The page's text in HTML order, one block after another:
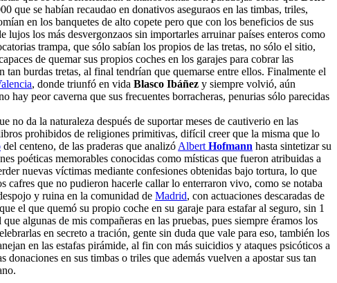
que se habían recaudao en donativos aseguraos en las timbas, triles,
en los banquetes de alto copete pero que con los beneficios de sus
los más desvergonzaos sin importarles arruinar países enteros como
trampa, que sólo sabían los propios de las tretas, no sólo el sitio,
de quemar sus propios coches en los garajes para cobrar las
burdas tretas, al final tendrían que quemarse entre ellos. Finalmente el
, donde triunfó en vida Blasco Ibáñez y siempre volvió, aún
hay peor caverna que sus frecuentes borracheras, penurias sólo parecidas
no da la naturaleza después de suportar meses de cautiverio en las
prohibidos de religiones primitivas, difícil creer que la misma que lo
del centeno, de las praderas que analizó Albert Hofmann hasta sintetizar su
poéticas memorables conocidas como místicas que fueron atribuidas a
nuevas víctimas mediante confesiones obtenidas bajo tortura, lo que
cafres que no pudieron hacerle callar lo enterraron vivo, como se notaba
y ruina en la comunidad de Madrid, con actuaciones descaradas de
el que quemó su propio coche en su garaje para estafar al seguro, sin 1
algunas de mis compañeras en las pruebas, pues siempre éramos los
en secreto a tración, gente sin duda que vale para eso, también los
en las estafas pirámide, al fin con más suicidios y ataques psicóticos a
donaciones en sus timbas o triles que además vuelven a apostar sus tan